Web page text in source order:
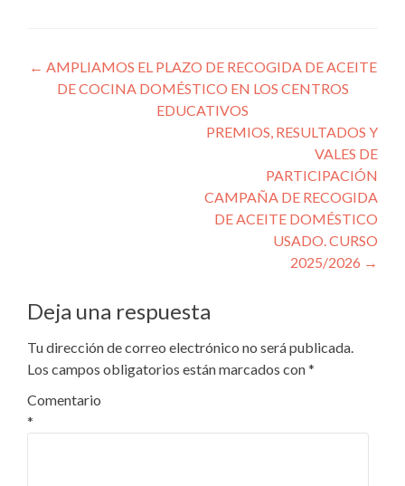
Navegación
de
← AMPLIAMOS EL PLAZO DE RECOGIDA DE ACEITE
DE COCINA DOMÉSTICO EN LOS CENTROS
EDUCATIVOS
PREMIOS, RESULTADOS Y
VALES DE
PARTICIPACIÓN
CAMPAÑA DE RECOGIDA
DE ACEITE DOMÉSTICO
USADO. CURSO
2025/2026 →
Deja una respuesta
Tu dirección de correo electrónico no será publicada.
Los campos obligatorios están marcados con*
Comentario
*